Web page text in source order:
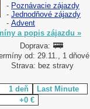
- Poznávacie zájazdy
- Jednodňové zájazdy
- Advent
a popis zájazdu »
Doprava:
od: 29.11., 1 dňové
Strava: bez stravy
1 deň
Last Minute
+0 €